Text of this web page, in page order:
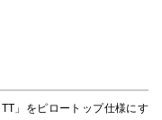
」をピロートップ仕様にす